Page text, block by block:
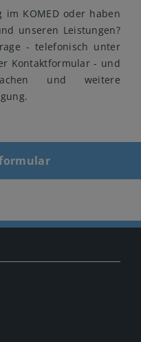
im KOMED oder haben
unseren Leistungen?
- telefonisch unter
Kontaktformular - und
und weitere